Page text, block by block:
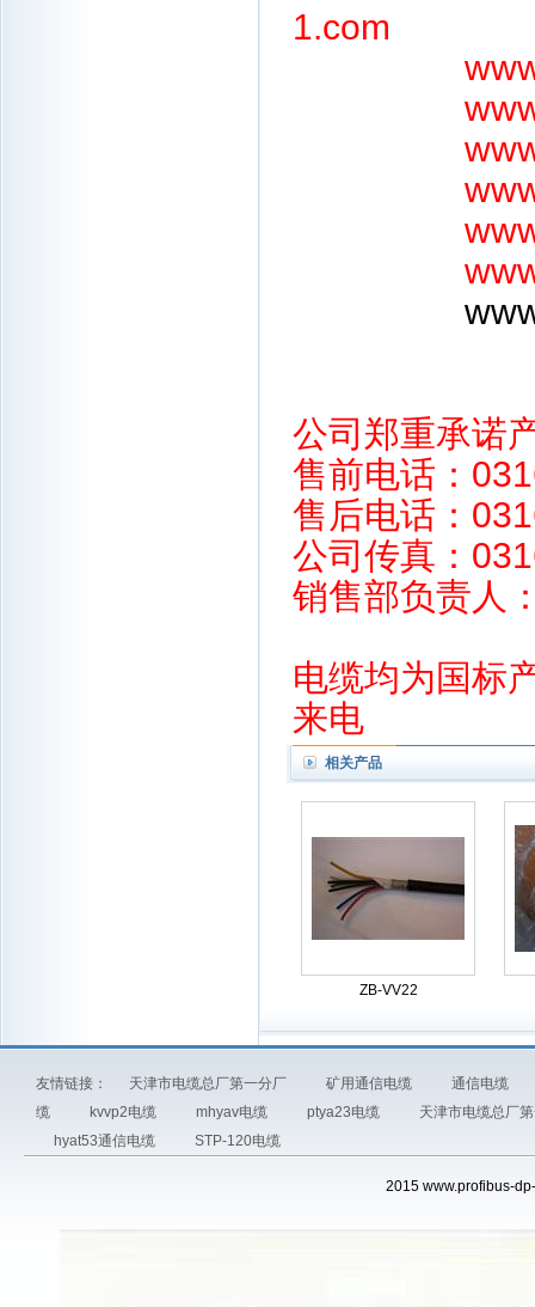
1.com
公司郑重承诺
售前电话：
售后电话：
公司传真：
销售部负责人
电缆均为国标
来电
相关产品
ZB-VV22
友情链接： 天津市电缆总厂第一分厂 矿用通信电缆
通信电缆
缆
kvvp2电缆 mhyav电缆 ptya23电缆
天津市电缆总厂
hyat53通信电缆
STP-120电缆
2015 www.profibus-